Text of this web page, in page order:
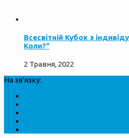
Всесвітній Кубок з
Коли?”
2 Травня, 2022
На зв'язку: